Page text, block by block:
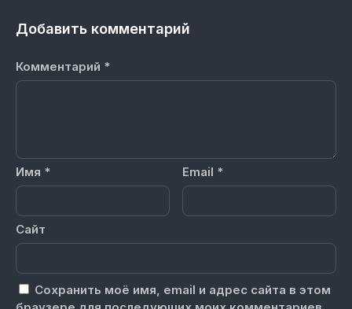
Добавить комментарий
Комментарий *
Имя * Email *
Сайт
Сохранить моё имя, email и адрес сайта в этом